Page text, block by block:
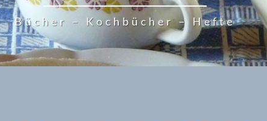
Bücher – Kochbücher – Hefte